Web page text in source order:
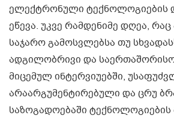
ელექტრონული ტექნოლოგიების
ეწევა. უკვე რამდენიმე დღეა,
საჯარო გამოსვლებსა თუ
ადგილობრივი და
მიცემულ ინტერვიუებში,
არაარგუმენტირებული და ცრუ
საზოგადოებაში